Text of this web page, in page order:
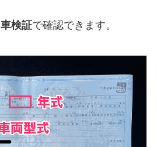
車検証で確認できます。